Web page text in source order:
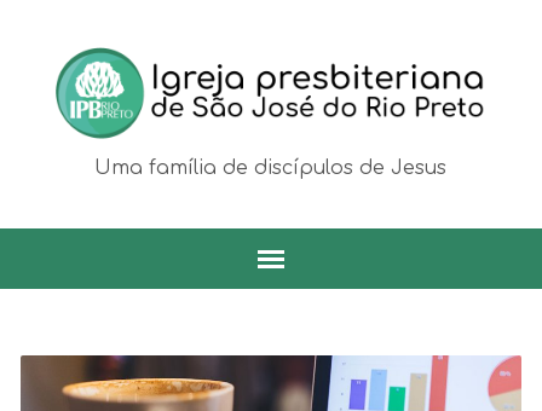
Uma família de discípulos de Jesus